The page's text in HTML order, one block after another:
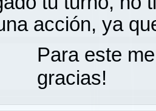
acción, ya
Para este
gracias!